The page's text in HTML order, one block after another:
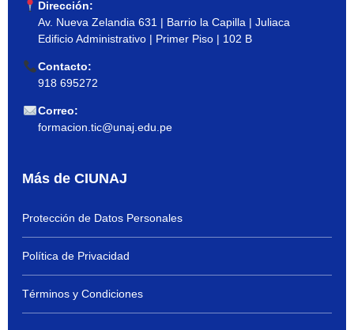
Dirección:
Av. Nueva Zelandia 631 | Barrio la Capilla | Juliaca
Edificio Administrativo | Primer Piso | 102 B
Contacto:
918 695272
Correo:
formacion.tic@unaj.edu.pe
Más de CIUNAJ
Protección de Datos Personales
Política de Privacidad
Términos y Condiciones